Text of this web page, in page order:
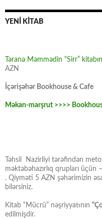
YENİ KİTAB
Təranə Məmmədin “Sirr”
AZN
İçərişəhər Bookhouse & Cafe
Məkan-marşrut >>>>
Təhsil Nazirliyi tərəfindən
məktəbəhazırlıq qrupları üçün
. Qiyməti 5 AZN şəhərimizin
bilərsiniz.
Kitab “Mücrü” nəşriyyatının
edilmişdir.